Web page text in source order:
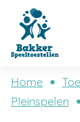
Home
Pleinspelen